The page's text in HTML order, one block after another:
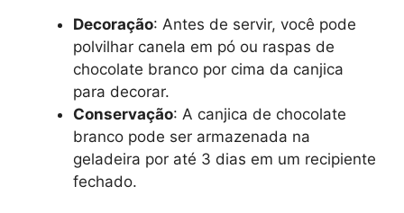
Decoração: Antes de servir, você pode
polvilhar canela em pó ou raspas de
chocolate branco por cima da canjica
para decorar.
Conservação: A canjica de chocolate
branco pode ser armazenada na
geladeira por até 3 dias em um recipiente
fechado.